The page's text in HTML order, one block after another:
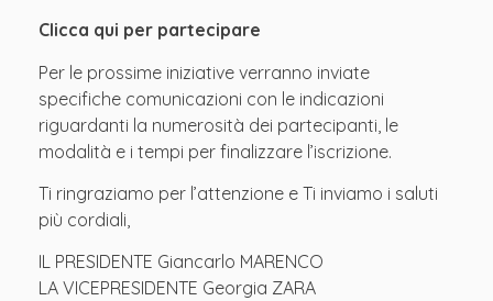
Clicca qui per partecipare
Per le prossime iniziative verranno inviate
specifiche comunicazioni con le indicazioni
riguardanti la numerosità dei partecipanti, le
modalità e i tempi per finalizzare l’iscrizione.
Ti ringraziamo per l’attenzione e Ti inviamo i saluti
più cordiali,
IL PRESIDENTE Giancarlo MARENCO
LA VICEPRESIDENTE Georgia ZARA